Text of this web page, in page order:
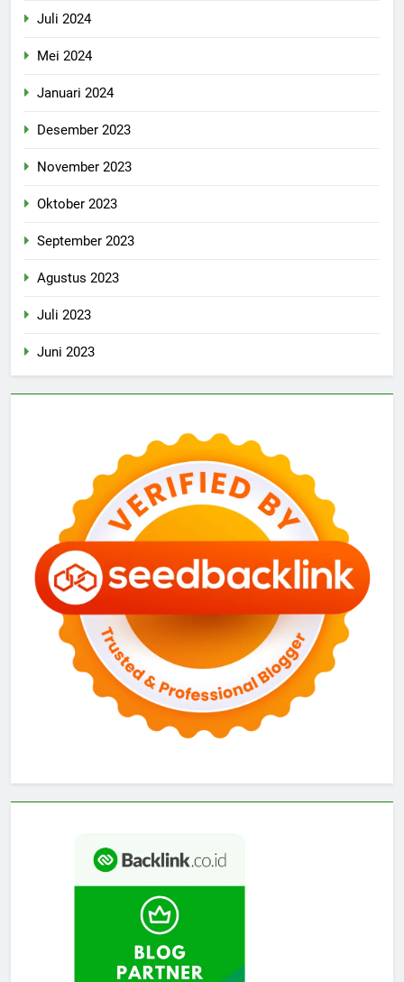
Juli 2024
Mei 2024
Januari 2024
Desember 2023
November 2023
Oktober 2023
September 2023
Agustus 2023
Juli 2023
Juni 2023